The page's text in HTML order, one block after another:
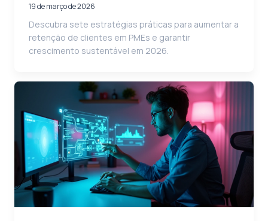
19 de março de 2026
Descubra sete estratégias práticas para aumentar a
retenção de clientes em PMEs e garantir
crescimento sustentável em 2026.